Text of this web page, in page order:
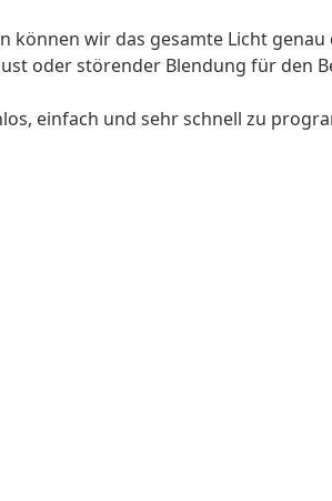
können wir das gesamte Licht
oder störender Blendung für den
einfach und sehr schnell zu